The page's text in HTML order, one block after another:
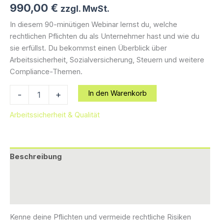
990,00 € zzgl. MwSt.
In diesem 90-minütigen Webinar lernst du, welche
rechtlichen Pflichten du als Unternehmer hast und wie du
sie erfüllst. Du bekommst einen Überblick über
Arbeitssicherheit, Sozialversicherung, Steuern und weitere
Compliance-Themen.
-
rechtlich
Menge
+ In den Warenkorb
Arbeitssicherheit & Qualität
Beschreibung
Kenne deine Pflichten und vermeide rechtliche Risiken